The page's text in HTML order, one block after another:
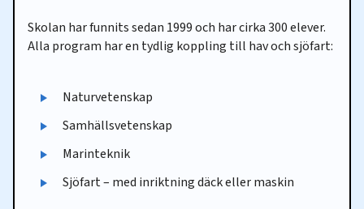
Skolan har funnits sedan 1999 och har cirka 300 elever.
Alla program har en tydlig koppling till hav och sjöfart:
Naturvetenskap
Samhällsvetenskap
Marinteknik
Sjöfart – med inriktning däck eller maskin